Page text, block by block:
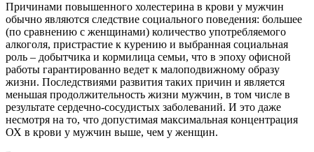
Причинами повышенного холестерина в крови у мужчин
обычно являются следствие социального поведения: большее
(по сравнению с женщинами) количество употребляемого
алкоголя, пристрастие к курению и выбранная социальная
роль – добытчика и кормилица семьи, что в эпоху офисной
работы гарантированно ведет к малоподвижному образу
жизни. Последствиями развития таких причин и является
меньшая продолжительность жизни мужчин, в том числе в
результате сердечно-сосудистых заболеваний. И это даже
несмотря на то, что допустимая максимальная концентрация
ОХ в крови у мужчин выше, чем у женщин.